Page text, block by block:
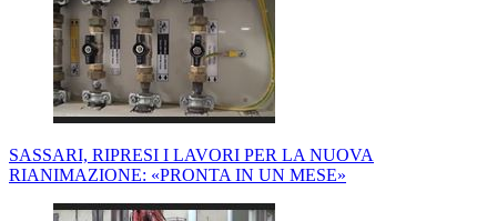
SASSARI, RIPRESI I LAVORI PER LA NUOVA
RIANIMAZIONE: «PRONTA IN UN MESE»